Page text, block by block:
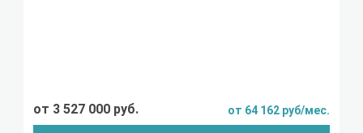
от 3 527 000 руб. от 64 162 руб/мес.